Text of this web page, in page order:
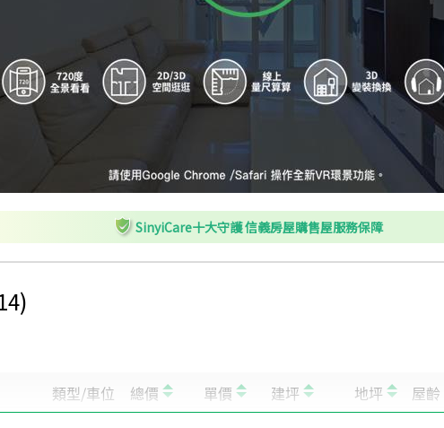
G
興隆市場後站
H
興隆公園
I 興隆市場後站
SinyiCare十大守護 信義房屋購售屋服務保障
)